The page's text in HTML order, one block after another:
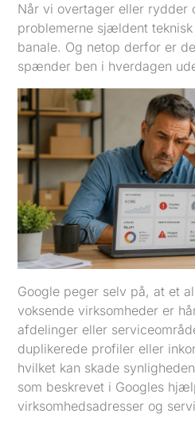
Når vi overtager eller rydder
problemerne sjældent
banale. Og netop derfor er
spænder ben i hverdagen
Google peger selv på, at et
voksende virksomheder er
afdelinger eller
duplikerede profiler eller
hvilket kan skade
som beskrevet i Googles
virksomhedsadresser og